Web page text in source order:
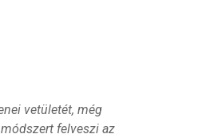
vetületét, még
felveszi az